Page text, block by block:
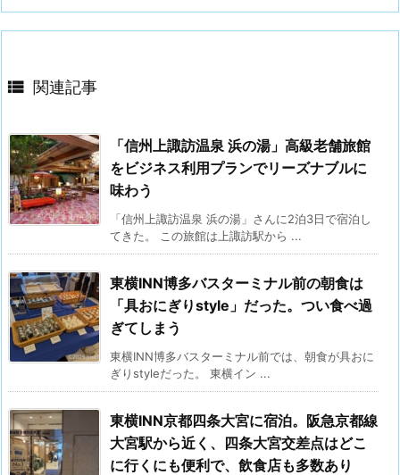
 関連記事
「信州上諏訪温泉 浜の湯」高級老舗旅館
をビジネス利用プランでリーズナブルに
味わう
「信州上諏訪温泉 浜の湯」さんに2泊3日で宿泊し
てきた。 この旅館は上諏訪駅から ...
東横INN博多バスターミナル前の朝食は
「具おにぎりstyle」だった。つい食べ過
ぎてしまう
東横INN博多バスターミナル前では、朝食が具おに
ぎりstyleだった。 東横イン ...
東横INN京都四条大宮に宿泊。阪急京都線
大宮駅から近く、四条大宮交差点はどこ
に行くにも便利で、飲食店も多数あり